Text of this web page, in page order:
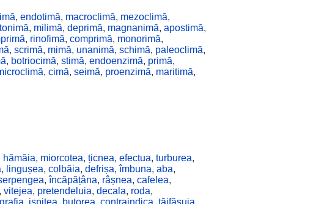
, endotimă, macroclimă, mezoclimă,
, milimă, deprimă, magnanimă, apostimă,
, rinofimă, comprimă, monorimă,
, scrimă, mimă, unanimă, schimă, paleoclimă,
, botriocimă, stimă, endoenzimă, primă,
, cimă, seimă, proenzimă, maritimă,
hămăia, miorcotea, țicnea, efectua, turburea,
, lingușea, colbăia, defrișa,îmbuna, aba,
,încăpățâna, râșnea, cafelea,
, vitejea, pretendeluia, decala, roda,
ispitea butorea contraindica tăifăsuia